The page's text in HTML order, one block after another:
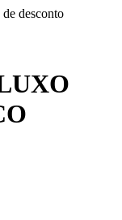
desconto